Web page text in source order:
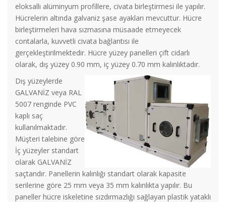
eloksallı alüminyum profillere, civata birleştirmesi ile yapılır.
Hücrelerin altında galvaniz şase ayakları mevcuttur. Hücre
birleştirmeleri hava sızmasına müsaade etmeyecek
contalarla, kuvvetli civata bağlantısı ile
gerçekleştirilmektedir. Hücre yüzey panelleri çift cidarlı
olarak, dış yüzey 0.90 mm, iç yüzey 0.70 mm kalınlıktadır.
Dış yüzeylerde
GALVANİZ veya RAL
5007 renginde PVC
kaplı saç
kullanılmaktadır.
Müşteri talebine göre
İç yüzeyler standart
olarak GALVANİZ
saçtandır. Panellerin kalınlığı standart olarak kapasite
serilerine göre 25 mm veya 35 mm kalınlıkta yapılır. Bu
paneller hücre iskeletine sızdırmazlığı sağlayan plastik yataklı